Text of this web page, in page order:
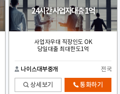
24시간 사업자대출 1억
사업자우대 직장인도 OK
당일대출 최대한도1억
나이스대부중개 전국
상세보기 통화하기